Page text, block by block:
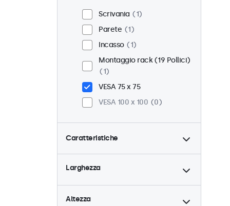
Scrivania
1
Parete
1
Incasso
1
Montaggio rack (19 Pollici)
1
VESA 75 x 75
VESA 100 x 100
0
Caratteristiche
4:3 / 5:4
0
9-36 Volt
Dimmerabile
1
Lettore multimediale USB
Larghezza
Altezza